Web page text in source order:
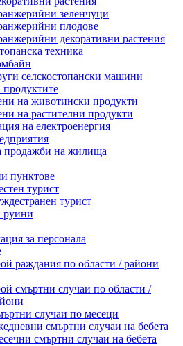
зеленчуци
плодове
декоративни растения
техника
селскостопански машини
на животински продукти
на растителни продукти
на електроенергия
продажби на жилища
пунктове
турист
турист
руини
за персонала
раждания по области / райони
смъртни случаи по области /
случаи по месеци
смъртни случаи на бебета
смъртни случаи на бебета